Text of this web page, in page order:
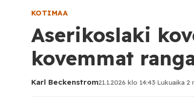
KOTIMAA
Aserikoslaki
kovemmat
Karl Beckenstrom21.1.2026 klo 14:43·Lukuaika 2